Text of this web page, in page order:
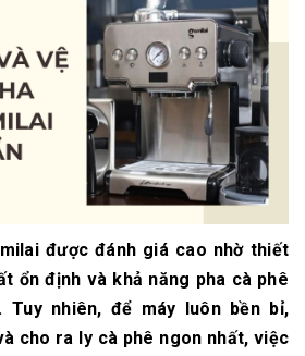
được đánh giá cao nhờ thiết
ổn định và khả năng pha cà phê
Tuy nhiên, để máy luôn bền bỉ,
cho ra ly cà phê ngon nhất, việc